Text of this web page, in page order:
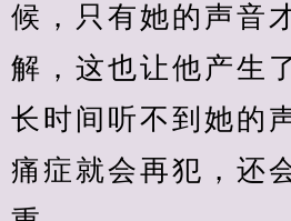
候，只有她的声音
解，这也让他产生
长时间听不到她的
痛症就会再犯，还